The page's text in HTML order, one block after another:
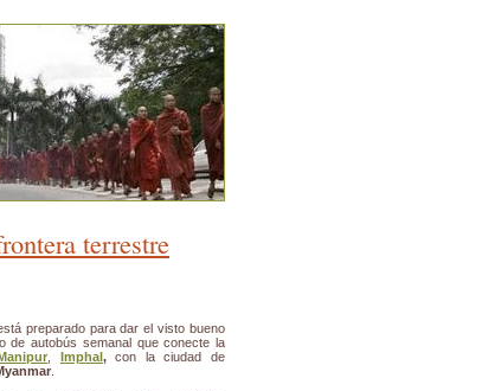
terrestre
preparado para dar el visto bueno
de autobús semanal que conecte la
Imphal,con la ciudad de